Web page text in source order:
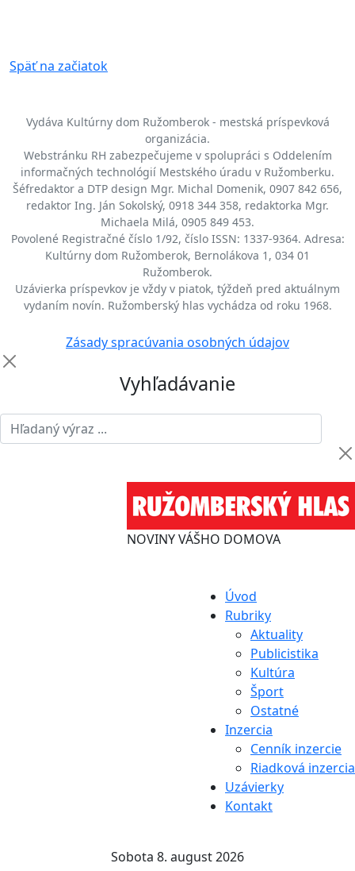
Späť na začiatok
Vydáva Kultúrny dom Ružomberok - mestská príspevková
organizácia.
Webstránku RH zabezpečujeme v spolupráci s Oddelením
informačných technológií Mestského úradu v Ružomberku.
Šéfredaktor a DTP design Mgr. Michal Domenik, 0907 842 656,
redaktor Ing. Ján Sokolský, 0918 344 358, redaktorka Mgr.
Michaela Milá, 0905 849 453.
Povolené Registračné číslo 1/92, číslo ISSN: 1337-9364. Adresa:
Kultúrny dom Ružomberok, Bernolákova 1, 034 01
Ružomberok.
Uzávierka príspevkov je vždy v piatok, týždeň pred aktuálnym
vydaním novín. Ružomberský hlas vychádza od roku 1968.
Zásady spracúvania osobných údajov
Vyhľadávanie
NOVINY VÁŠHO DOMOVA
Úvod
Rubriky
Aktuality
Publicistika
Kultúra
Šport
Ostatné
Inzercia
Cenník inzercie
Riadková inzercia
Uzávierky
Kontakt
Sobota 8. august 2026